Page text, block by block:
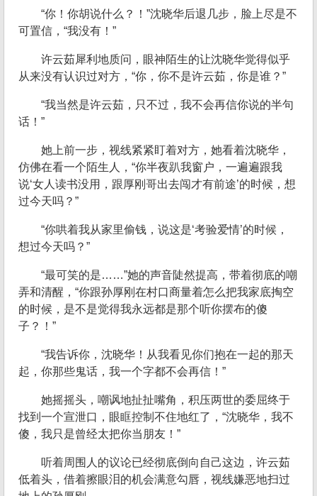
“你！你胡说什么？！”沈晓华后退几步，脸上尽是不
可置信，“我没有！”
许云茹犀利地质问，眼神陌生的让沈晓华觉得似乎
从来没有认识过对方，“你，你不是许云茹，你是谁？”
“我当然是许云茹，只不过，我不会再信你说的半句
话！”
她上前一步，视线紧紧盯着对方，她看着沈晓华，
仿佛在看一个陌生人，“你半夜趴我窗户，一遍遍跟我
说‘女人读书没用，跟厚刚哥出去闯才有前途’的时候，想
过今天吗？”
“你哄着我从家里偷钱，说这是‘考验爱情’的时候，
想过今天吗？”
“最可笑的是……”她的声音陡然提高，带着彻底的嘲
弄和清醒，“你跟孙厚刚在村口商量着怎么把我家底掏空
的时候，是不是觉得我永远都是那个听你摆布的傻
子？！”
“我告诉你，沈晓华！从我看见你们抱在一起的那天
起，你那些鬼话，我一个字都不会再信！”
她摇摇头，嘲讽地扯扯嘴角，积压两世的委屈终于
找到一个宣泄口，眼眶控制不住地红了，“沈晓华，我不
傻，我只是曾经太把你当朋友！”
听着周围人的议论已经彻底倒向自己这边，许云茹
低着头，借着擦眼泪的机会满意勾唇，视线嫌恶地扫过